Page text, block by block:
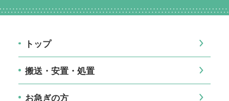
トップ
搬送・安置・処置
お急ぎの方